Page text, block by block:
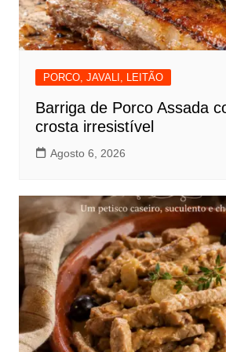
PORCO, JAVALI, LEITÃO
Barriga de Porco Assada
crosta irresistível
Agosto 6, 2026